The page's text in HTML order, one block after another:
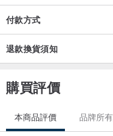
付款方式
退款換貨須知
購買評價
本商品評價 品牌所